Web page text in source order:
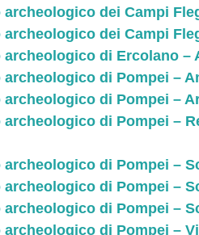
archeologico dei Campi
archeologico dei Campi
archeologico di Ercolano –
archeologico di Pompei –
archeologico di Pompei –
archeologico di Pompei –
archeologico di Pompei –
archeologico di Pompei –
archeologico di Pompei –
archeologico di Pompei –